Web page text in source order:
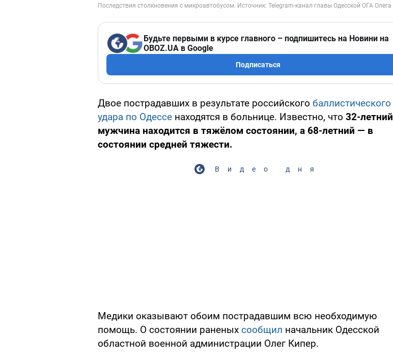
Будьте первыми в курсе главного – подпишитесь на Новини на
OBOZ.UA в Google
Подписаться
Двое пострадавших в результате российского баллистического
удара по Одессе находятся в больнице. Известно, что 32-летний
мужчина находится в тяжёлом состоянии, а 68-летний — в
состоянии средней тяжести.
Видео дня
Медики оказывают обоим пострадавшим всю необходимую
помощь. О состоянии раненых сообщил начальник Одесской
областной военной администрации Олег Кипер.